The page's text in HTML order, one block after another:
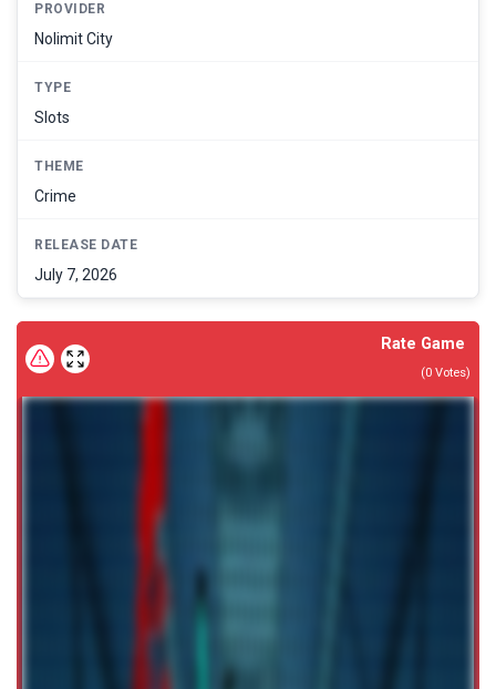
PROVIDER
Nolimit City
TYPE
Slots
THEME
Crime
RELEASE DATE
July 7, 2026
Rate Game
(0 Votes)